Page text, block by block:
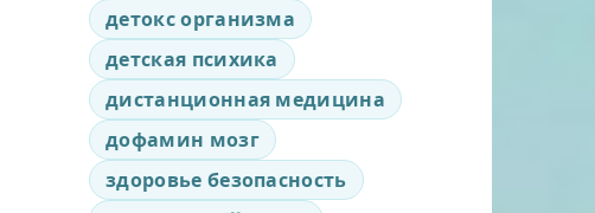
детокс организма
детская психика
дистанционная медицина
дофамин мозг
здоровье безопасность